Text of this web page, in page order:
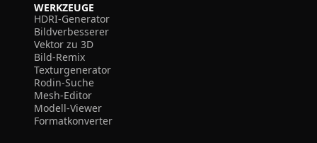
WERKZEUGE
HDRI-Generator
Bildverbesserer
Vektor zu 3D
Bild-Remix
Texturgenerator
Rodin-Suche
Mesh-Editor
Modell-Viewer
Formatkonverter